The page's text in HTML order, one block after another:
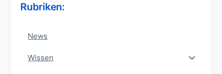
Rubriken:
News
Wissen